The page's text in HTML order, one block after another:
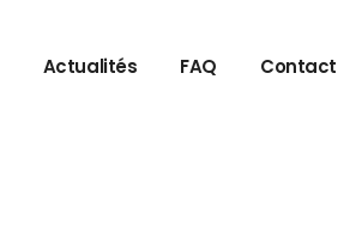
Actualités FAQ Contact